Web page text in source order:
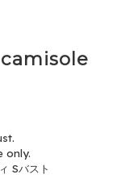
camisole
only.
Sバスト